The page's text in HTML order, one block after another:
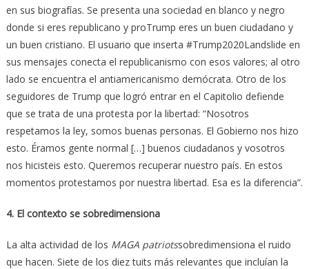
en sus biografías. Se presenta una sociedad en blanco y negro
donde si eres republicano y proTrump eres un buen ciudadano y
un buen cristiano. El usuario que inserta #Trump2020Landslide en
sus mensajes conecta el republicanismo con esos valores; al otro
lado se encuentra el antiamericanismo demócrata. Otro de los
seguidores de Trump que logró entrar en el Capitolio defiende
que se trata de una protesta por la libertad: “Nosotros
respetamos la ley, somos buenas personas. El Gobierno nos hizo
esto. Éramos gente normal […] buenos ciudadanos y vosotros
nos hicisteis esto. Queremos recuperar nuestro país. En estos
momentos protestamos por nuestra libertad. Esa es la diferencia”.
4. El contexto se sobredimensiona
La alta actividad de los MAGA patriotssobredimensiona el ruido
que hacen. Siete de los diez tuits más relevantes que incluían la